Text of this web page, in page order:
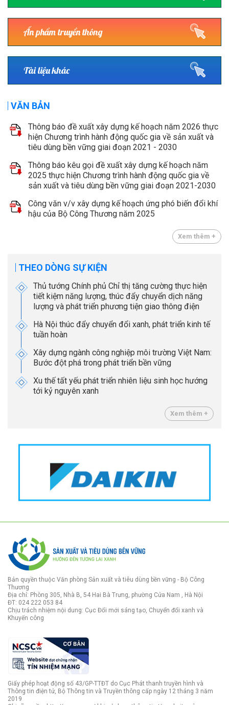
Ấn phẩm truyền thông
Tài liệu khác
VĂN BẢN
Thông báo đề xuất xây dựng kế hoạch năm 2026 thực
hiện Chương trình hành động quốc gia về sản xuất và
tiêu dùng bền vững giai đoạn 2021 - 2030
Thông báo kêu gọi đề xuất xây dựng kế hoạch năm
2025 thực hiện Chương trình hành động quốc gia về
sản xuất và tiêu dùng bền vững giai đoạn 2021-2030
Công văn v/v xây dựng kế hoạch ứng phó biến đổi khí
hậu của Bộ Công Thương năm 2025
Xem thêm +
THEO DÒNG SỰ KIỆN
Thủ tướng Chính phủ Chỉ thị tăng cường thực hiện
tiết kiệm năng lượng, thúc đẩy chuyển dịch năng
lượng và phát triển phương tiện giao thông điện
Hà Nội thúc đẩy chuyển đổi xanh, phát triển kinh tế
tuần hoàn
Xây dựng ngành công nghiệp môi trường Việt Nam:
Bước đột phá trong phát triển bền vững
Xu thế tất yếu phát triển nhiên liệu sinh học hướng
tới kỷ nguyên xanh
Xem thêm +
Bản quyền thuộc Văn phòng Sản xuất và tiêu dùng bền vững - Bộ Công
Thương
Địa chỉ: Phòng 305, Nhà B, 54 Hai Bà Trưng, phường Cửa Nam , Hà Nội
ĐT: 024 222 053 84
Chịu trách nhiệm nội dung: Cục Đổi mới sáng tạo, Chuyển đổi xanh và
Khuyến công
Giấy phép hoạt động số 43/GP-TTĐT do Cục Phát thanh truyền hình và
Thông tin điện tử, Bộ Thông tin và Truyền thông cấp ngày 12 tháng 3 năm
2019